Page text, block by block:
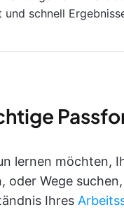
schnell
lernen möchten,
oder Wege
Ihres